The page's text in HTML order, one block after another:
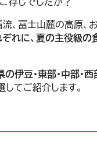
、富士山麓の高原、
れに、夏の主役級の
伊豆・東部・中部・西
してご紹介します。